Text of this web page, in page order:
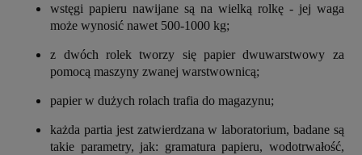
wstęgi papieru nawijane są na wielką rolkę - jej waga
może wynosić nawet 500-1000 kg;
z dwóch rolek tworzy się papier dwuwarstwowy za
pomocą maszyny zwanej warstwownicą;
papier w dużych rolach trafia do magazynu;
każda partia jest zatwierdzana w laboratorium, badane są
takie parametry, jak: gramatura papieru, wodotrwałość,